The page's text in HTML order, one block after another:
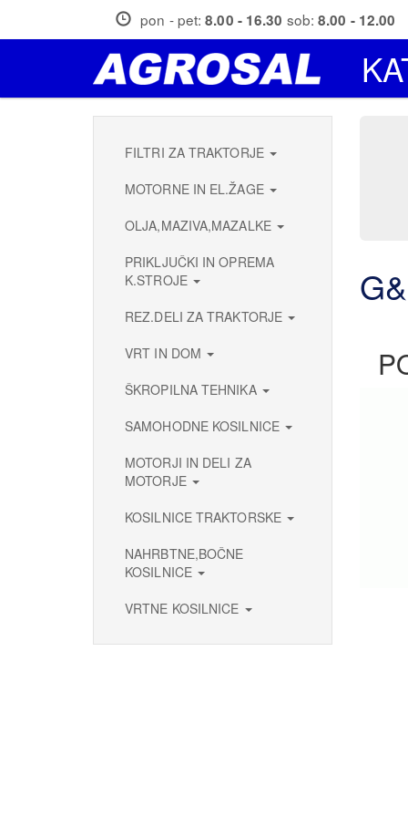
pon - pet:8.00 - 16.30 sob:8.00 - 12.00
FILTRI ZA TRAKTORJE
MOTORNE IN EL.ŽAGE
OLJA,MAZIVA,MAZALKE
PRIKLJUČKI IN OPREMA
K.STROJE
REZ.DELI ZA TRAKTORJE
VRT IN DOM
ŠKROPILNA TEHNIKA
SAMOHODNE KOSILNICE
MOTORJI IN DELI ZA
MOTORJE
KOSILNICE TRAKTORSKE
NAHRBTNE,BOČNE
KOSILNICE
VRTNE KOSILNICE